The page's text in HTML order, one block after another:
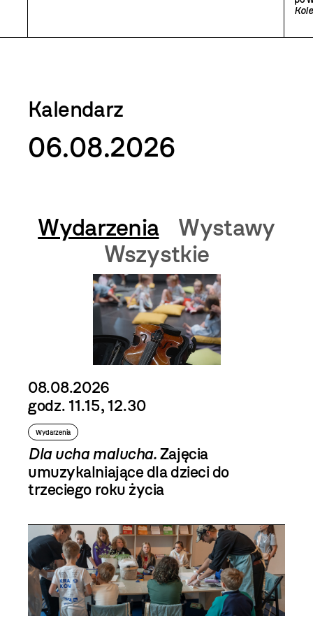
Kalendarz
06.08.2026
Wydarzenia
Wystawy
Wszystkie
08.08.2026
godz. 11.15, 12.30
Wydarzenia
Dla ucha malucha.Zajęcia
umuzykalniające dla dzieci do
trzeciego roku życia